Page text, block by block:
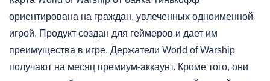
ориентирована на граждан, увлеченных одноименной
игрой. Продукт создан для геймеров и дает им
преимущества в игре. Держатели World of Warship
получают на месяц премиум-аккаунт. Кроме того, они